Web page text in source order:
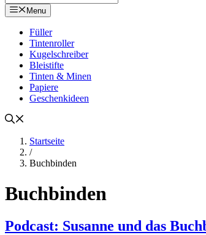
Menu
Füller
Tintenroller
Kugelschreiber
Bleistifte
Tinten & Minen
Papiere
Geschenkideen
Startseite
/
Buchbinden
Buchbinden
Podcast: Susanne und das